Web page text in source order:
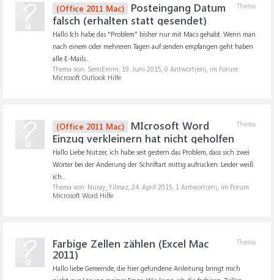
Thema
(Office 2011 Mac)
Posteingang Datum
falsch (erhalten statt gesendet)
Hallo Ich habe das "Problem" bisher nur mit Macs gehabt. Wenn man
nach einem oder mehreren Tagen auf senden empfangen geht haben
alle E-Mails...
Thema von: SemiEmini, 19. Juni 2015, 0 Antwort(en), im Forum:
Microsoft Outlook Hilfe
Thema
(Office 2011 Mac)
MIcrosoft Word
Einzug verkleinern hat nicht geholfen
Hallo Liebe Nutzer, ich habe seit gestern das Problem, dass sich zwei
Wörter bei der Änderung der Schriftart mittig aufrücken. Leider weiß
ich...
Thema von: Nuray_Yilmaz, 24. April 2015, 1 Antwort(en), im Forum:
Microsoft Word Hilfe
Thema
Farbige Zellen zählen (Excel Mac
2011)
Hallo liebe Gemeinde, die hier gefundene Anleitung bringt mich